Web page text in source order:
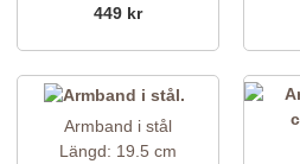
449 kr
Armband i stål
Längd: 19.5 cm